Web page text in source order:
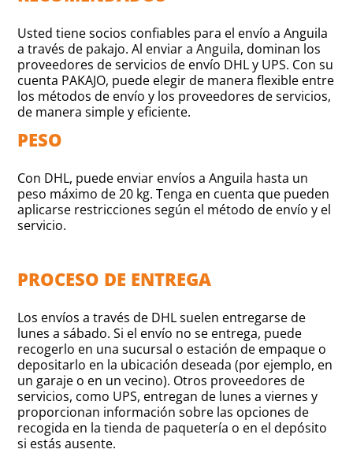
Usted tiene socios confiables para el envío a Anguila
a través de pakajo. Al enviar a Anguila, dominan los
proveedores de servicios de envío DHL y UPS. Con su
cuenta PAKAJO, puede elegir de manera flexible entre
los métodos de envío y los proveedores de servicios,
de manera simple y eficiente.
PESO
Con DHL, puede enviar envíos a Anguila hasta un
peso máximo de 20 kg. Tenga en cuenta que pueden
aplicarse restricciones según el método de envío y el
servicio.
PROCESO DE ENTREGA
Los envíos a través de DHL suelen entregarse de
lunes a sábado. Si el envío no se entrega, puede
recogerlo en una sucursal o estación de empaque o
depositarlo en la ubicación deseada (por ejemplo, en
un garaje o en un vecino). Otros proveedores de
servicios, como UPS, entregan de lunes a viernes y
proporcionan información sobre las opciones de
recogida en la tienda de paquetería o en el depósito
si estás ausente.